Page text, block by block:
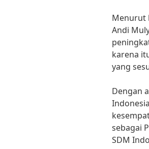
Menurut
Andi
karena
yang
Dengan
sebagai
SDM